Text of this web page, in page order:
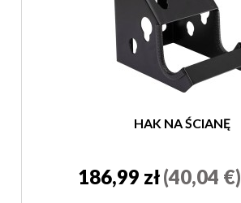
HAK NA ŚCIANĘ
186,99 zł(40,04 €)